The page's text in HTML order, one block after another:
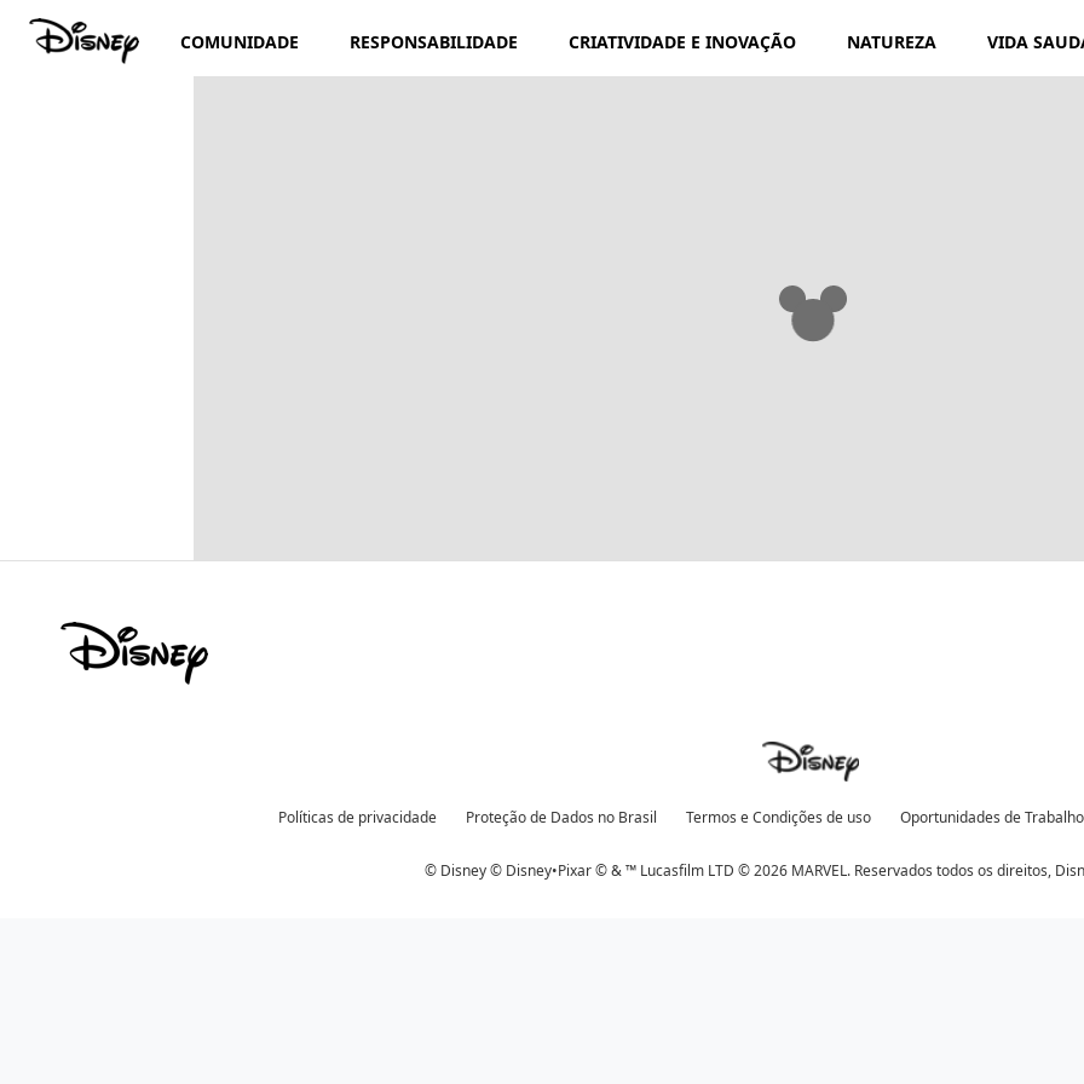
COMUNIDADE RESPONSABILIDADE CRIATIVIDADE E INOVAÇÃO NATUREZA VIDA
Políticas de privacidade Proteção de Dados no Brasil Termos e Condições de uso Oportunidades de Trabalho
© Disney © Disney•Pixar © & ™ Lucasfilm LTD © 2026 MARVEL. Reservados todos os direitos,